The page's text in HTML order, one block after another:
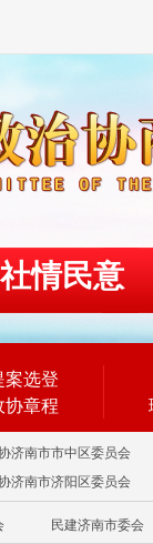
社情民意
案选登
协章程
济南市市中区委员会
济南市济阳区委员会
民建济南市委会